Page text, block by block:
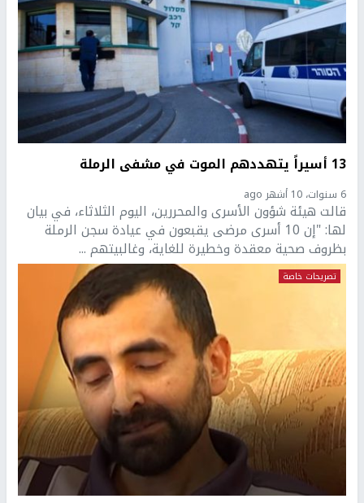
13 أسيراً يتهددهم الموت في مشفى الرملة
6 سنوات، 10 أشهر ago
قالت هيئة شؤون الأسرى والمحررين، اليوم الثلاثاء، في بيان
لها: "إن 10 أسرى مرضى يقبعون في عيادة سجن الرملة
بظروف صحية معقدة وخطيرة للغاية، وغالبيتهم ...
تصريحات خاصة